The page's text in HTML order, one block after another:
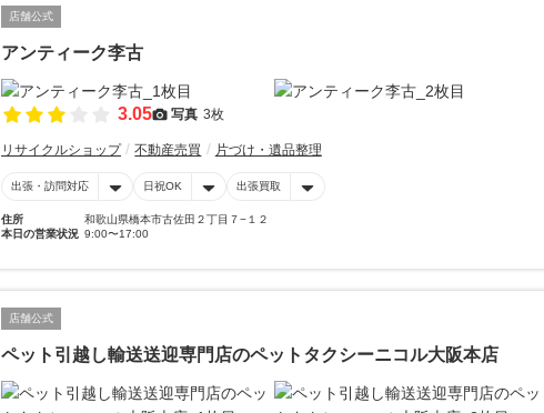
店舗公式
アンティーク李古
3.05 写真 3枚
リサイクルショップ 不動産売買 片づけ・遺品整理
出張・訪問対応 日祝OK 出張買取
住所
和歌山県橋本市古佐田２丁目７−１２
本日の営業状況 9:00〜17:00
店舗公式
ペット引越し輸送送迎専門店のペットタクシーニコル大阪本店